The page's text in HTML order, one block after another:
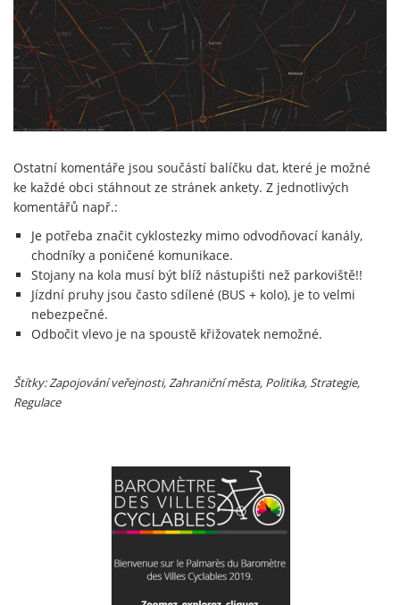
Ostatní komentáře jsou součástí balíčku dat, které je možné
ke každé obci stáhnout ze stránek ankety. Z jednotlivých
komentářů např.:
Je potřeba značit cyklostezky mimo odvodňovací kanály,
chodníky a poničené komunikace.
Stojany na kola musí být blíž nástupišti než parkoviště!!
Jízdní pruhy jsou často sdílené (BUS + kolo), je to velmi
nebezpečné.
Odbočit vlevo je na spoustě křižovatek nemožné.
Štítky: Zapojování veřejnosti, Zahraniční města, Politika, Strategie,
Regulace